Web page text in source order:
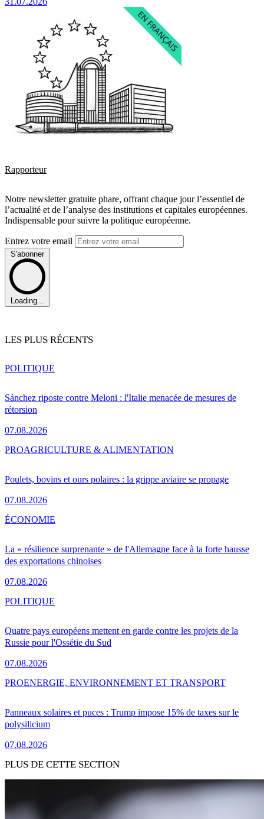
Rapporteur
Notre newsletter gratuite phare, offrant chaque jour l’essentiel de
l’actualité et de l’analyse des institutions et capitales européennes.
Indispensable pour suivre la politique européenne.
Entrez votre email
S'abonner
Loading...
LES PLUS RÉCENTS
Sánchez riposte contre Meloni : l'Italie menacée de mesures de
rétorsion
07.08.2026
POLITIQUE
Poulets, bovins et ours polaires : la grippe aviaire se propage
07.08.2026
PROAGRICULTURE & ALIMENTATION
La « résilience surprenante » de l'Allemagne face à la forte hausse
des exportations chinoises
07.08.2026
ÉCONOMIE
Quatre pays européens mettent en garde contre les projets de la
Russie pour l'Ossétie du Sud
07.08.2026
POLITIQUE
Panneaux solaires et puces : Trump impose 15% de taxes sur le
polysilicium
07.08.2026
PROENERGIE, ENVIRONNEMENT ET TRANSPORT
PLUS DE CETTE SECTION